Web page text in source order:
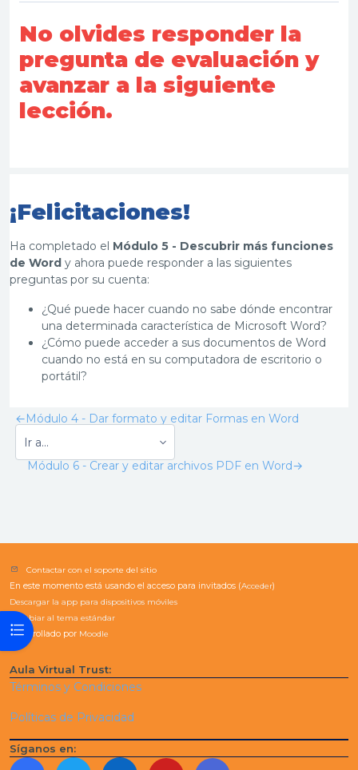
Abrir índice del curso
No olvides responder la
pregunta de evaluación y
avanzar a la siguiente
lección.
¡Felicitaciones!
Ha completado el Módulo 5 - Descubrir más funciones
de Word y ahora puede responder a las siguientes
preguntas por su cuenta:
¿Qué puede hacer cuando no sabe dónde encontrar
una determinada característica de Microsoft Word?
¿Cómo puede acceder a sus documentos de Word
cuando no está en su computadora de escritorio o
portátil?
←Módulo 4 - Dar formato y editar Formas en Word
→
Módulo 6 - Crear y editar archivos PDF en Word
Contactar con el soporte del sitio
En este momento está usando el acceso para invitados (Acceder)
Descargar la app para dispositivos móviles
Cambiar al tema estándar
Desarrollado por Moodle
Aula Virtual Trust:
Términos y Condiciones
Políticas de Privacidad
Síganos en: